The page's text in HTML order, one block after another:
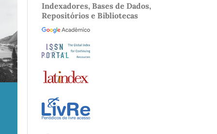
Indexadores, Bases de Dados,
Repositórios e Bibliotecas